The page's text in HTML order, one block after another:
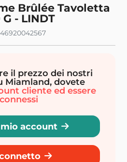
Brûlée Tavoletta
G - LINDT
il prezzo dei nostri
Miamland, dovete
cliente ed essere
connessi
account